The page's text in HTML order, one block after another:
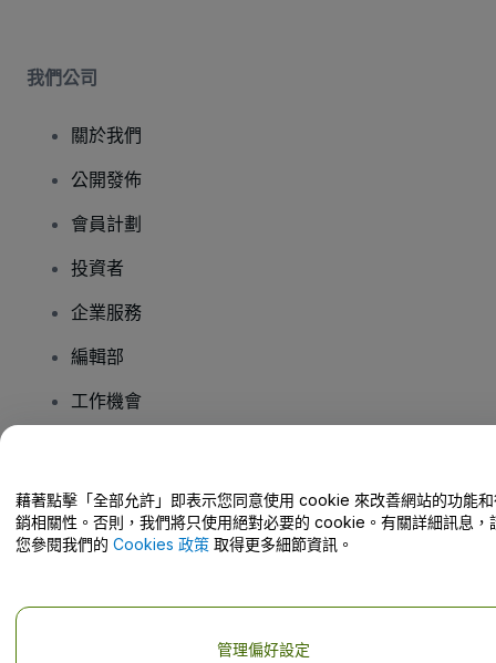
我們公司
關於我們
公開發佈
會員計劃
投資者
企業服務
編輯部
工作機會
幫助中心 / 聯絡我們
藉著點擊「全部允許」即表示您同意使用 cookie 來改善網站的功能
銷相關性。否則，我們將只使用絕對必要的 cookie。有關詳細訊息，
您參閱我們的 Cookies 政策 取得更多細節資訊。
管理偏好設定